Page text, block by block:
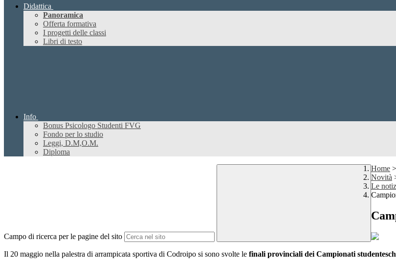
Didattica
Panoramica
Offerta formativa
I progetti delle classi
Libri di testo
Info
Bonus Psicologo Studenti FVG
Fondo per lo studio
Leggi, D.M,O.M.
Diploma
Campo di ricerca per le pagine del sito
Home >
Novità
Le
Il 20 maggio nella palestra di arrampicata sportiva di Codroipo si sono svolte le finali provinciali dei Campionati